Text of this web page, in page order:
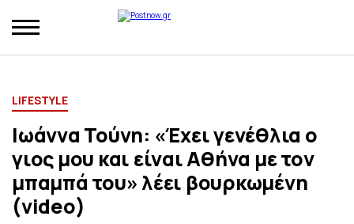
LIFESTYLE
Ιωάννα Τούνη: «Έχει γενέθλια ο
γιος μου και είναι Αθήνα με τον
μπαμπά του» λέει βουρκωμένη
(video)